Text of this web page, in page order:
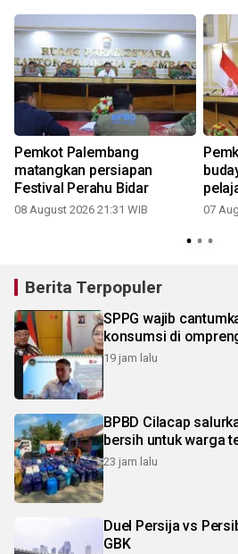
Pemkot Palembang
matangkan persiapan
Festival Perahu Bidar
08 August 2026 21:31 WIB 07
Berita Terpopuler
SPPG wajib
konsumsi di
19 jam lalu
BPBD Cilacap
bersih untuk warga
23 jam lalu
Duel Persija vs
GBK